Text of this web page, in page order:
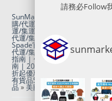
SunMarket 代購．代運．代寄
購/代運/集運服務指南 | 5折起
運/集運服務指南 | 6折起
代運/集運服務指南 | Black
Spade官網代購/代運/集運服務
代運/集運服務指南 | 全網貨品
指南 | 包括G shcok全網65折優惠
南 | 2025年 Black Friday Sale
折起優惠新增1000+貨品
有貨品5折加85折優惠 US -
品»美國代購代運»美國轉運»
請務必Follow